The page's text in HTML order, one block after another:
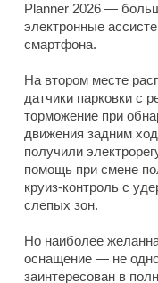
Planner 2026 —
электронные
смартфона.
На втором месте
датчики парковки с
торможение при
движения задним
получили
помощь при смене
круиз-контроль с
слепых зон.
Но наиболее
оснащение — не
заинтересован в